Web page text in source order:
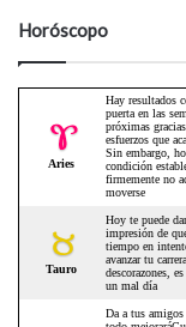
Horóscopo